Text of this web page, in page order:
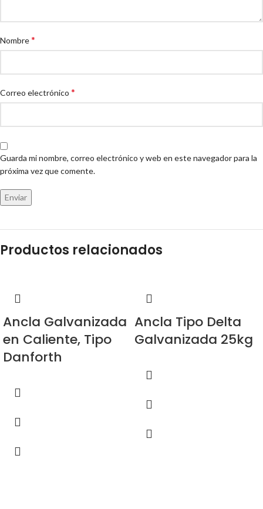
Nombre*
Correo electrónico *
Guarda mi nombre, correo electrónico y web en este navegador para la
próxima vez que comente.
Productos relacionados
Ancla Galvanizada
en Caliente, Tipo
Danforth
Ancla Tipo Delta
Galvanizada 25kg